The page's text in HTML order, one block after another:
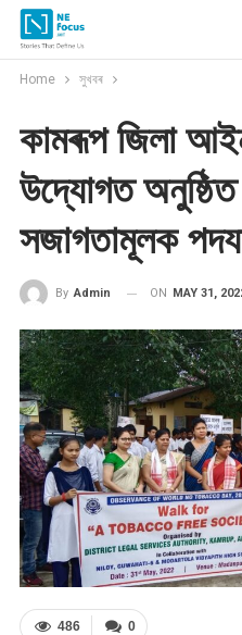
Home সুখবৰ
কামৰূপ জিলা
উদ্যোগত অনুষ্ঠিত
সজাগতামূলক
By Admin ON MAY 31,
0
486